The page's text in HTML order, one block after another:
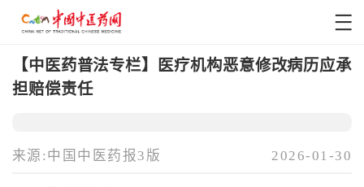
【中医药普法专栏】医疗机构恶意修改病历应承
担赔偿责任
来源:中国中医药报3版 2026-01-30